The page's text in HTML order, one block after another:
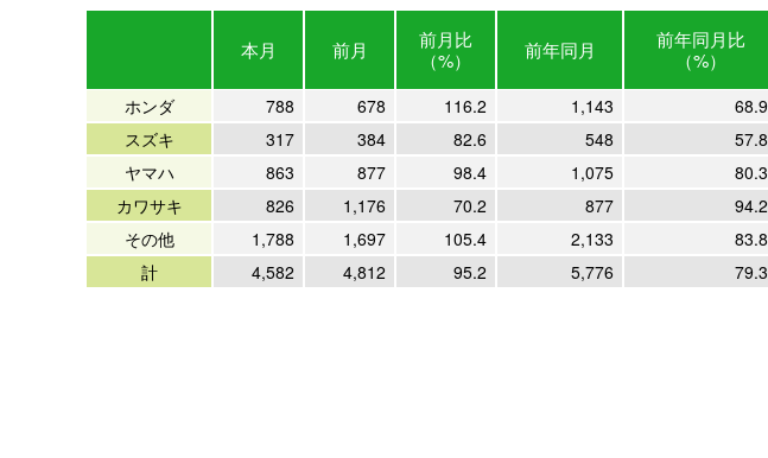
本月 前月
前月比
（%）
前年同月 前年同月比
（%）
ホンダ 788 678 116.2 1,143 68.9
スズキ
317 384 82.6 548 57.8
ヤマハ
863 877 98.4 1,075 80.3
カワサキ
826 1,176 70.2 877 94.2
その他
1,788 1,697 105.4 2,133 83.8
計
4,582 4,812 95.2 5,776 79.3